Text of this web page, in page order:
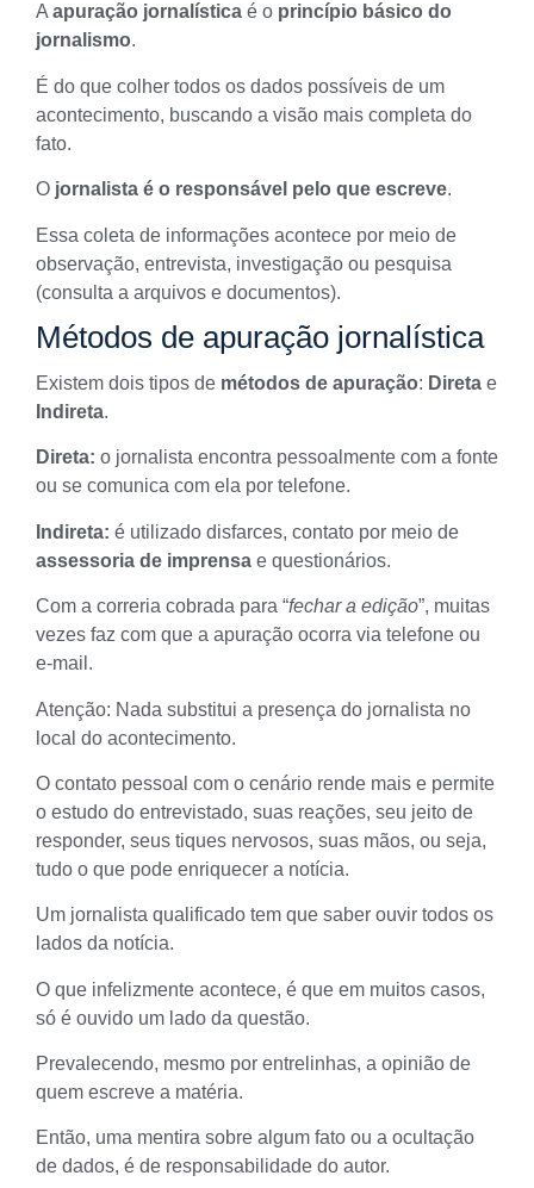
A apuração jornalística é o princípio básico do
jornalismo.
É do que colher todos os dados possíveis de um
acontecimento, buscando a visão mais completa do
fato.
O jornalista é o responsável pelo que escreve.
Essa coleta de informações acontece por meio de
observação, entrevista, investigação ou pesquisa
(consulta a arquivos e documentos).
Métodos de apuração jornalística
Existem dois tipos de métodos de apuração: Direta e
Indireta.
Direta: o jornalista encontra pessoalmente com a fonte
ou se comunica com ela por telefone.
Indireta: é utilizado disfarces, contato por meio de
assessoria de imprensa e questionários.
Com a correria cobrada para “fechar a edição”, muitas
vezes faz com que a apuração ocorra via telefone ou
e-mail .
Atenção: Nada substitui a presença do jornalista no
local do acontecimento.
O contato pessoal com o cenário rende mais e permite
o estudo do entrevistado, suas reações, seu jeito de
responder, seus tiques nervosos, suas mãos, ou seja,
tudo o que pode enriquecer a notícia.
Um jornalista qualificado tem que saber ouvir todos os
lados da notícia.
O que infelizmente acontece, é que em muitos casos,
só é ouvido um lado da questão.
Prevalecendo, mesmo por entrelinhas, a opinião de
quem escreve a matéria.
Então, uma mentira sobre algum fato ou a ocultação
de dados, é de responsabilidade do autor.